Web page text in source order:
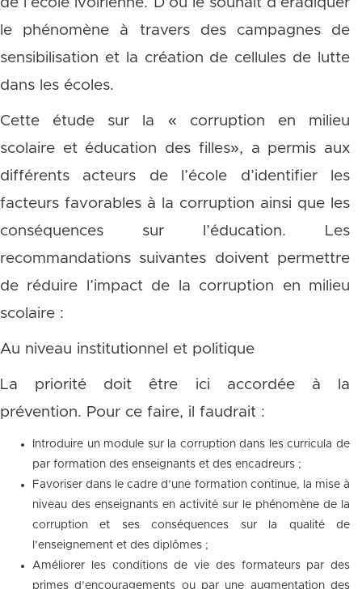
le phénomène à travers des campagnes de
sensibilisation et la création de cellules de lutte
dans les écoles.
Cette étude sur la « corruption en milieu
scolaire et éducation des filles», a permis aux
différents acteurs de l’école d’identifier les
facteurs favorables à la corruption ainsi que les
conséquences sur l’éducation. Les
recommandations suivantes doivent permettre
de réduire l’impact de la corruption en milieu
scolaire :
Au niveau institutionnel et politique
La priorité doit être ici accordée à la
prévention. Pour ce faire, il faudrait :
Introduire un module sur la corruption dans les curricula de
par formation des enseignants et des encadreurs ;
Favoriser dans le cadre d’une formation continue, la mise à
niveau des enseignants en activité sur le phénomène de la
corruption et ses conséquences sur la qualité de
l’enseignement et des diplômes ;
Améliorer les conditions de vie des formateurs par des
primes d’encouragements ou par une augmentation des